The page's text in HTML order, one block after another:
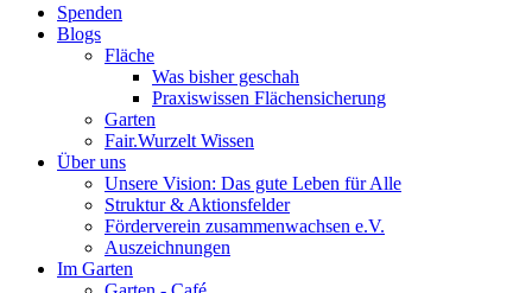
Spenden
Blogs
Fläche
Was bisher geschah
Praxiswissen Flächensicherung
Garten
Fair.Wurzelt Wissen
Über uns
Unsere Vision: Das gute Leben für Alle
Struktur & Aktionsfelder
Förderverein zusammenwachsen e.V.
Auszeichnungen
Im Garten